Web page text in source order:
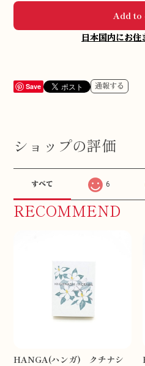
Add to
日本国内にお住
Save 通報する
ショップの評価
すべて 6
RECOMMEND
HANGA(ハンガ) クチナシ